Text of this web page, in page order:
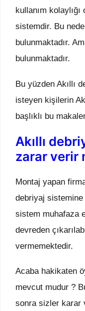
kullanım
sistemdir. Bu
bulunmaktadır.
bulunmaktadır.
Bu yüzden Akıllı
isteyen kişilerin
başlıklı bu
Akıllı
zarar verir
Montaj yapan
debriyaj sistemine
sistem muhafaza
devreden
vermemektedir.
Acaba hakikaten
mevcut mudur ?
sonra sizler karar